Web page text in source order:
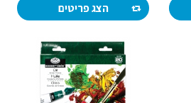
הצג פריטים